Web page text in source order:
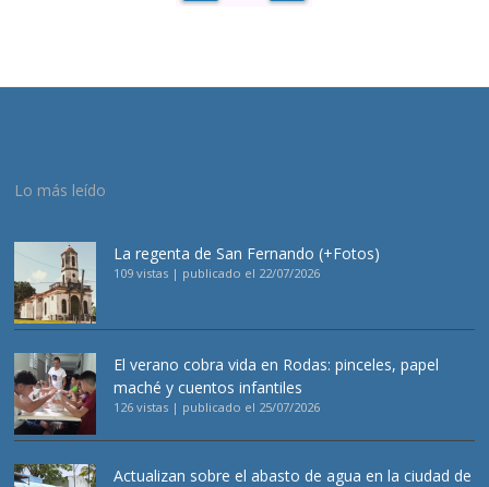
Lo más leído
La regenta de San Fernando (+Fotos)
109 vistas | publicado el 22/07/2026
El verano cobra vida en Rodas: pinceles, papel
maché y cuentos infantiles
126 vistas | publicado el 25/07/2026
Actualizan sobre el abasto de agua en la ciudad de